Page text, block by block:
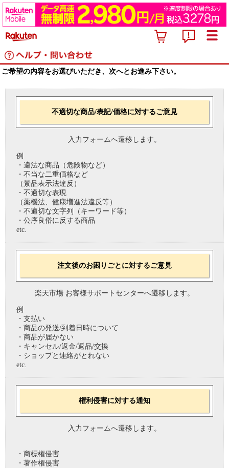
ご希望の内容をお選びいただき、次へとお進み下さい。
不適切な商品/表記/価格に対するご意見
入力フォームへ遷移します。
例
・違法な商品（危険物など）
・不当な二重価格など
（景品表示法違反）
・不適切な表現
（薬機法、健康増進法違反等）
・不適切な文字列（キーワード等）
・公序良俗に反する商品
etc.
注文後のお困りごとに対するご意見
楽天市場 お客様サポートセンターへ遷移します。
例
・支払い
・商品の発送/到着日時について
・商品が届かない
・キャンセル/返金/返品/交換
・ショップと連絡がとれない
etc.
権利侵害に対する通知
入力フォームへ遷移します。
・商標権侵害
・著作権侵害